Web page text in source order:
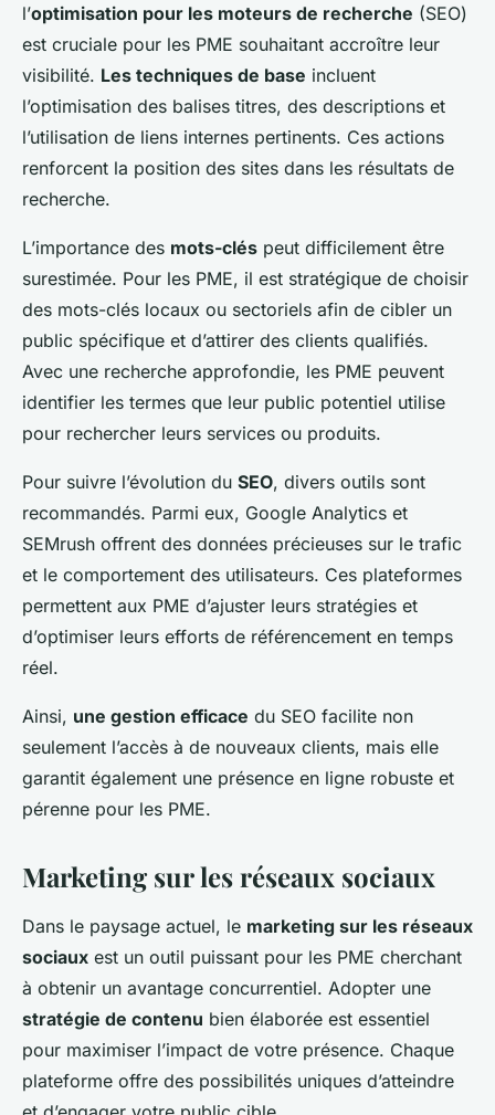
l’optimisation pour les moteurs de recherche (SEO)
est cruciale pour les PME souhaitant accroître leur
visibilité. Les techniques de base incluent
l’optimisation des balises titres, des descriptions et
l’utilisation de liens internes pertinents. Ces actions
renforcent la position des sites dans les résultats de
recherche.
L’importance des mots-clés peut difficilement être
surestimée. Pour les PME, il est stratégique de choisir
des mots-clés locaux ou sectoriels afin de cibler un
public spécifique et d’attirer des clients qualifiés.
Avec une recherche approfondie, les PME peuvent
identifier les termes que leur public potentiel utilise
pour rechercher leurs services ou produits.
Pour suivre l’évolution du SEO, divers outils sont
recommandés. Parmi eux, Google Analytics et
SEMrush offrent des données précieuses sur le trafic
et le comportement des utilisateurs. Ces plateformes
permettent aux PME d’ajuster leurs stratégies et
d’optimiser leurs efforts de référencement en temps
réel.
Ainsi, une gestion efficace du SEO facilite non
seulement l’accès à de nouveaux clients, mais elle
garantit également une présence en ligne robuste et
pérenne pour les PME.
Marketing sur les réseaux sociaux
Dans le paysage actuel, le marketing sur les réseaux
sociaux est un outil puissant pour les PME cherchant
à obtenir un avantage concurrentiel. Adopter une
stratégie de contenu bien élaborée est essentiel
pour maximiser l’impact de votre présence. Chaque
plateforme offre des possibilités uniques d’atteindre